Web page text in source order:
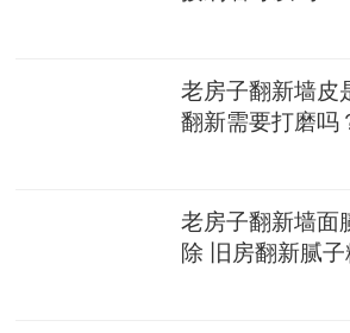
老房子翻新墙皮
翻新需要打磨吗
老房子翻新墙面
除 旧房翻新腻